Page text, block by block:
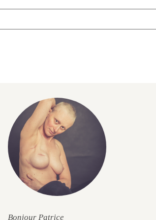
Bonjour Patrice